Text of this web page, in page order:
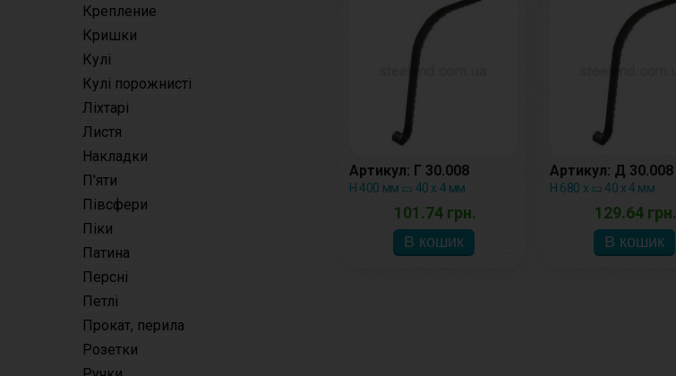
Крепление
Кришки
Кулі
Кулі порожнисті
Ліхтарі
Листя
Накладки
П'яти
Півсфери
Піки
Патина
Персні
Петлі
Прокат, перила
Розетки
Артикул: Г 30.008
H 400 мм ▭ 40 х 4 мм
101.74 грн.
Артикул: Д 30.008
H 680 x ▭ 40 х 4 мм
129.64 грн.